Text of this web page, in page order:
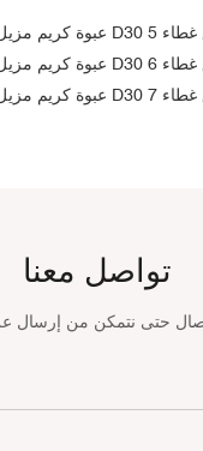
تواصل معنا